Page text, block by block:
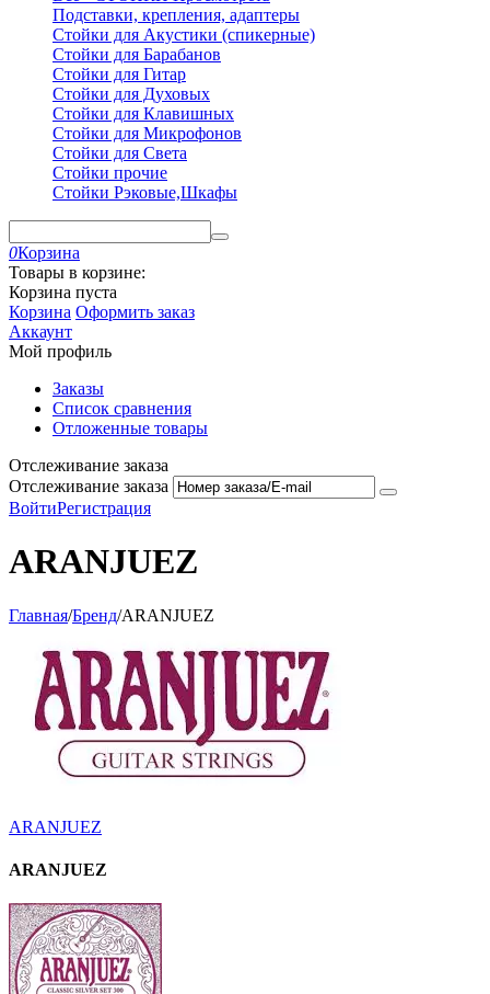
Подставки, крепления, адаптеры
Стойки для Акустики (спикерные)
Стойки для Барабанов
Стойки для Гитар
Стойки для Духовых
Стойки для Клавишных
Стойки для Микрофонов
Стойки для Света
Стойки прочие
Стойки Рэковые,Шкафы
0Корзина
Товары в корзине:
Корзина пуста
Корзина Оформить заказ
Аккаунт
Мой профиль
Заказы
Список сравнения
Отложенные товары
Отслеживание заказа
Отслеживание заказа
ВойтиРегистрация
ARANJUEZ
Главная/Бренд/ARANJUEZ
ARANJUEZ
ARANJUEZ